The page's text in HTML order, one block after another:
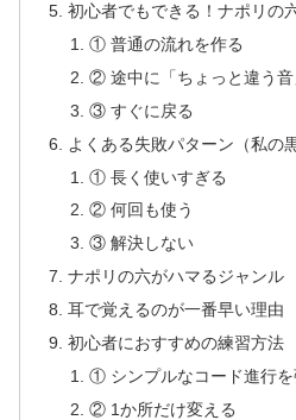
初心者でもできる！ナポリの
① 普通の流れを作る
② 途中に「ちょっと違う音
③ すぐに戻る
よくある失敗パターン（私の
① 長く使いすぎる
② 何回も使う
③ 解決しない
ナポリの六がハマるジャンル
耳で覚えるのが一番早い理由
初心者におすすめの練習方法
① シンプルなコード進行を
② 1か所だけ変える